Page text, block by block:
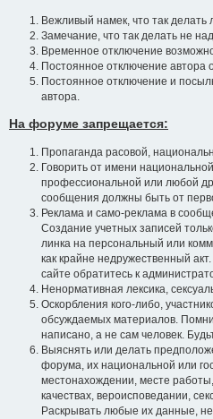
Вежливый намек, что так делать
Замечание, что так делать не
Временное отключение
Постоянное отключение автора
Постоянное отключение и
автора.
На форуме запрещается:
Пропаганда расовой,
Говорить от имени
профессиональной или любой
сообщения должны быть от
Реклама и само-реклама в
Создание учетных записей
линка на персональный или
как крайне недружественный
сайте обратитесь к
Ненормативная лексика,
Оскорбления кого-либо,
обсуждаемых материалов.
написано, а не сам человек.
Выяснять или делать
форума, их национальной или
местонахождении, месте
качествах, вероисповедании,
Раскрывать любые их данные,